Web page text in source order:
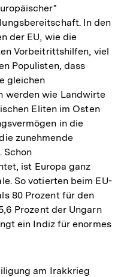
In den
der EU, wie die
Vorbeitrittshilfen, viel
Populisten, dass
gleichen
werden wie Landwirte
Eliten im Osten
in die
zunehmende
Schon
ist Europa ganz
So votierten beim EU-
80 Prozent für den
Prozent der Ungarn
ein Indiz für enormes
am Irakkrieg